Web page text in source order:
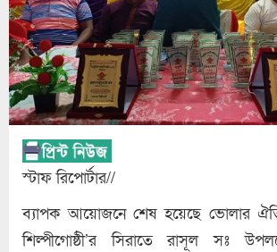
স্টাফ রিপোর্টার//
ব্যাপক আয়োজনে শেষ হয়েছে ভোলার
শিল্পীগোষ্ঠী’র সিরাতে রাসূল সঃ